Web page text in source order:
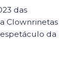
das
Clownrinetas
da